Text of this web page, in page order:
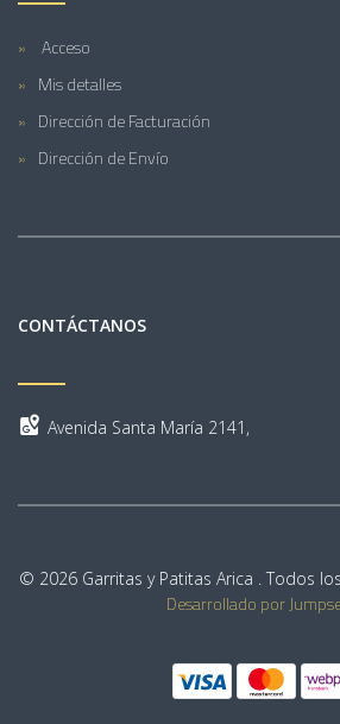
Acceso
Mis detalles
Dirección de Facturación
Dirección de Envío
CONTÁCTANOS
Avenida Santa María 2141,
© 2026 Garritas y Patitas Arica . Todos
Desarrollado por